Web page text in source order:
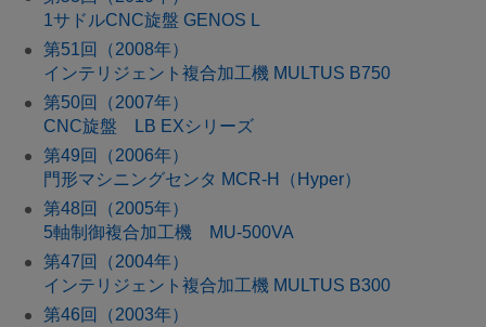
1サドルCNC旋盤 GENOS L
第51回（2008年）
インテリジェント複合加工機 MULTUS B750
第50回（2007年）
CNC旋盤 LB EXシリーズ
第49回（2006年）
門形マシニングセンタ MCR-H（Hyper）
第48回（2005年）
5軸制御複合加工機 MU-500VA
第47回（2004年）
インテリジェント複合加工機 MULTUS B300
第46回（2003年）